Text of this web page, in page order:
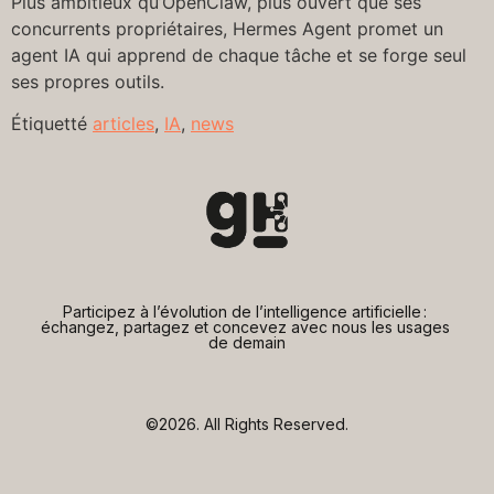
concurrents propriétaires, Hermes Agent promet un
agent IA qui apprend de chaque tâche et se forge seul
ses propres outils.
Étiquetté articles, IA, news
Participez à l’évolution de l’intelligence artificielle :
échangez, partagez et concevez avec nous les usages
de demain
©2026. All Rights Reserved.